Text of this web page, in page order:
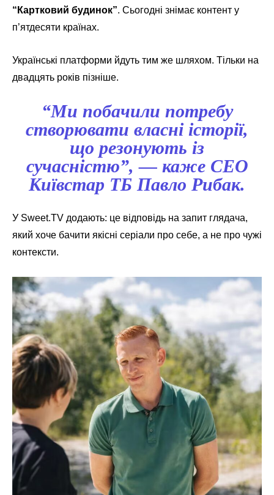
“Картковий будинок”. Сьогодні знімає контент у
п’ятдесяти країнах.
Українські платформи йдуть тим же шляхом. Тільки на
двадцять років пізніше.
“Ми побачили потребу
створювати власні історії,
що резонують із
сучасністю”, — каже СЕО
Київстар ТБ Павло Рибак.
У Sweet.TV додають: це відповідь на запит глядача,
який хоче бачити якісні серіали про себе, а не про чужі
контексти.